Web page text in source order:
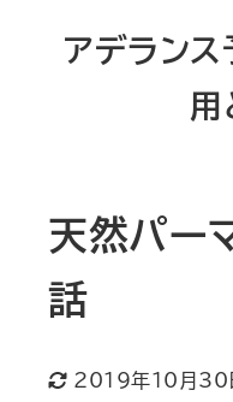
アデラン
用
天然パー
話
2019年10月30